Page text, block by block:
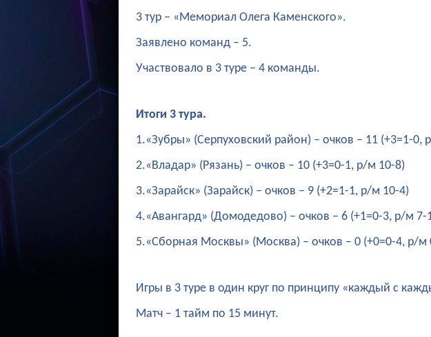
3 тур – «Мемориал Олега Каменского».
Заявлено команд – 5.
Участвовало в 3 туре – 4 команды.
Итоги 3 тура.
1.«Зубры» (Серпуховский район) – очков – 11 (+3=1-0,
2.«Владар» (Рязань) – очков – 10 (+3=0-1, р/м 10-8)
3.«Зарайск» (Зарайск) – очков – 9 (+2=1-1, р/м 10-4)
4.«Авангард» (Домодедово) – очков – 6 (+1=0-3, р/м 7-
5.«Сборная Москвы» (Москва) – очков – 0 (+0=0-4, р/м
Игры в 3 туре в один круг по принципу «каждый с
Матч – 1 тайм по 15 минут.